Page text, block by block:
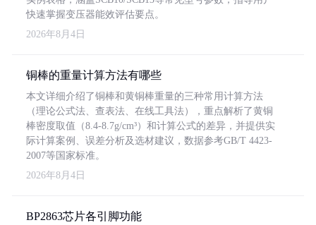
快速掌握变压器能效评估要点。
2026年8月4日
铜棒的重量计算方法有哪些
本文详细介绍了铜棒和黄铜棒重量的三种常用计算方法
（理论公式法、查表法、在线工具法），重点解析了黄铜
棒密度取值（8.4-8.7g/cm³）和计算公式的差异，并提供实
际计算案例、误差分析及选材建议，数据参考GB/T 4423-
2007等国家标准。
2026年8月4日
BP2863芯片各引脚功能